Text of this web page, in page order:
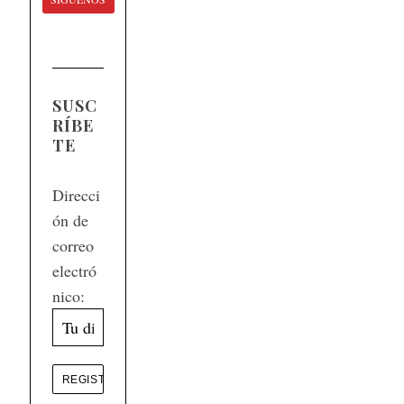
SUSC
RÍBE
TE
Direcci
ón de
correo
electró
nico: